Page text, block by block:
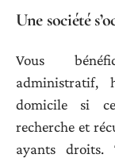
Une société
Vous
administratif,
domicile si
recherche et
ayants droits.